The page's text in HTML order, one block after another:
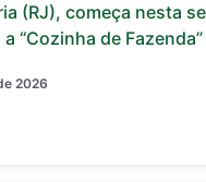
(RJ), começa nesta
“Cozinha de Fazenda”
2026